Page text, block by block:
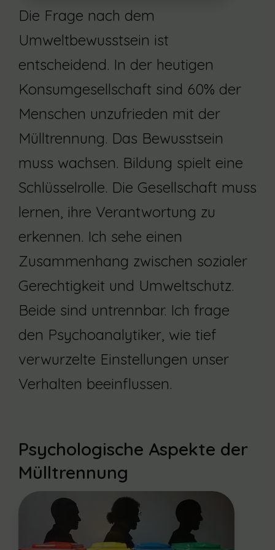
Die Frage nach dem
Umweltbewusstsein ist
entscheidend. In der heutigen
Konsumgesellschaft sind 60% der
Menschen unzufrieden mit der
Mülltrennung. Das Bewusstsein
muss wachsen. Bildung spielt eine
Schlüsselrolle. Die Gesellschaft muss
lernen, ihre Verantwortung zu
erkennen. Ich sehe einen
Zusammenhang zwischen sozialer
Gerechtigkeit und Umweltschutz.
Beide sind untrennbar. Ich frage
den Psychoanalytiker, wie tief
verwurzelte Einstellungen unser
Verhalten beeinflussen.
Psychologische Aspekte der
Mülltrennung